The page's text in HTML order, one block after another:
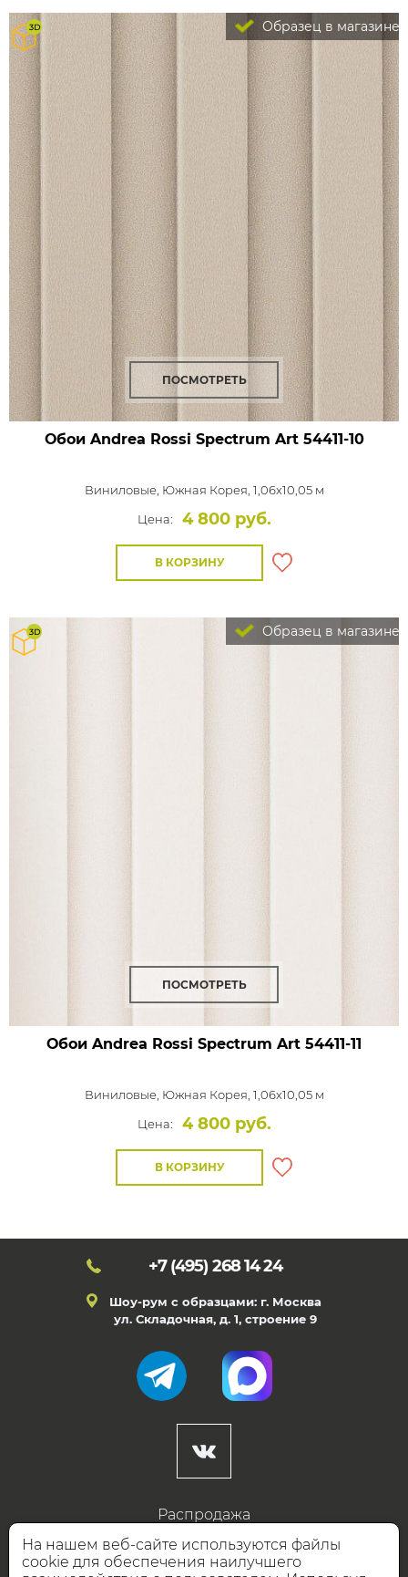
Образец в магазине
ПОСМОТРЕТЬ
Обои Andrea Rossi Spectrum Art54411-10
Виниловые, Южная Корея, 1,06x10,05 м
Цена:
4 800 руб.
В КОРЗИНУ
Образец в магазине
ПОСМОТРЕТЬ
Обои Andrea Rossi Spectrum Art 54411-11
Виниловые, Южная Корея, 1,06x10,05 м
Цена:
4 800 руб.
В КОРЗИНУ
+7 (495) 268 14 24
Шоу-рум с образцами: г. Москва
ул. Складочная, д. 1, строение 9
Распродажа
Готовые дизайны
Дизайнерам
На нашем веб-сайте используются файлы
cookie для обеспечения наилучшего